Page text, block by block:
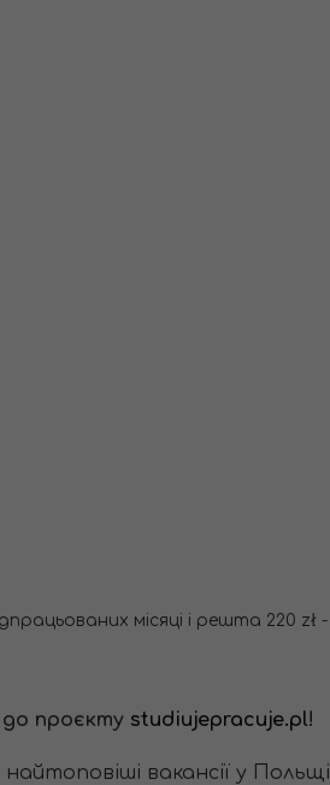
місяці і решта 220 zł -
проєкту studiujepracuje.pl!
вакансії у Польщі